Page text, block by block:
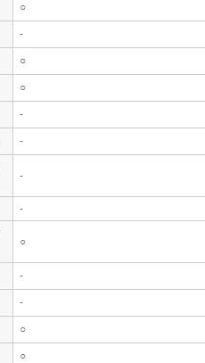
○
-
○
○
-
-
-
-
○
-
-
○
○